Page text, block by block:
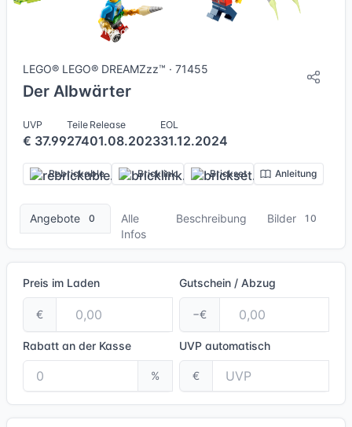
10 Bilder + 1 Videos
LEGO® LEGO® DREAMZzz™ · 71455
Der Albwärter
UVP
€ 37.99
Teile
274
Release
01.08.2023
EOL
31.12.2024
Rebrickable Bricklink Brickset Anleitung
Angebote 0
Alle
Infos
Beschreibung Bilder 10
Preis im Laden
€
Gutschein / Abzug
−€
Rabatt an der Kasse
%
UVP automatisch
€